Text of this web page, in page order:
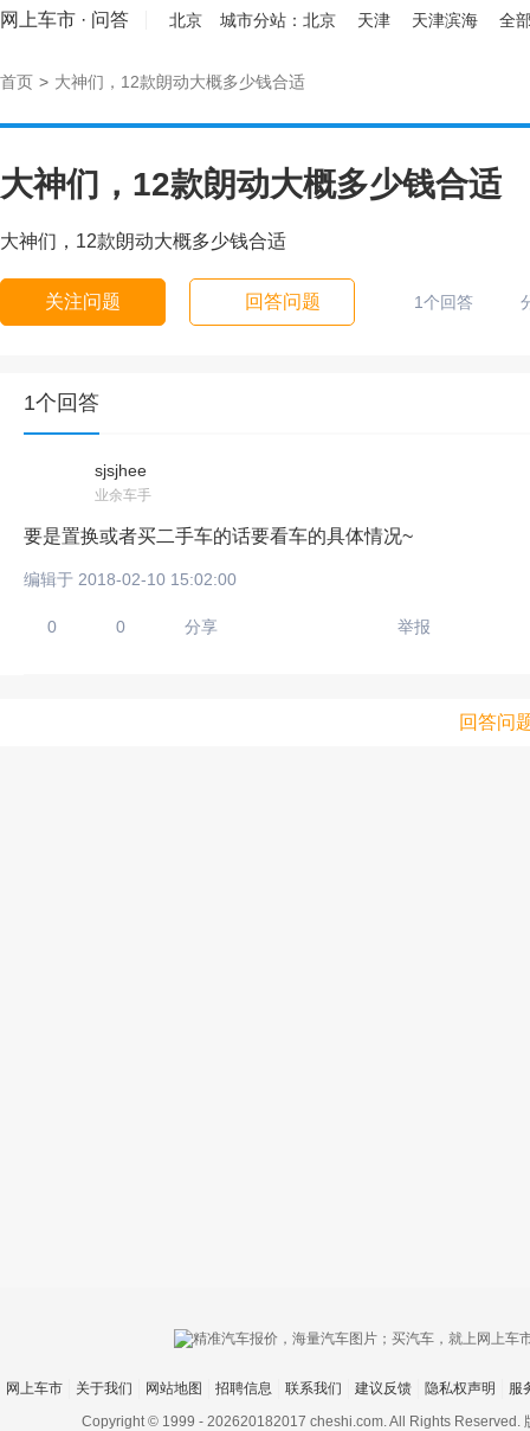
网上车市 · 问答 北京 城市分站： 北京 天津 天津滨海 全
首页 > 大神们，12款朗动大概多少钱合适
大神们，12款朗动大概多少钱合适
大神们，12款朗动大概多少钱合适
关注问题 回答问题 1个回答
1个回答
sjsjhee
业余车手
要是置换或者买二手车的话要看车的具体情况~
编辑于 2018-02-10 15:02:00
0 0 分享 举报
回答问
上传图片最多
网上车市 关于我们 网站地图 招聘信息 联系我们 建议反馈 隐私权声明
服
Copyright © 1999 - 202620182017 cheshi.com. All Rights Reserved.